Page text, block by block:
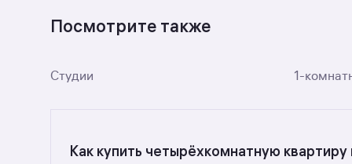
Посмотрите также
Студии 1-
Как купить четырёхкомнатную